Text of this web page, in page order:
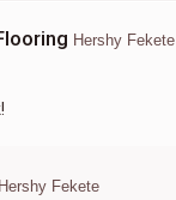
Hershy Fekete
Hershy Fekete